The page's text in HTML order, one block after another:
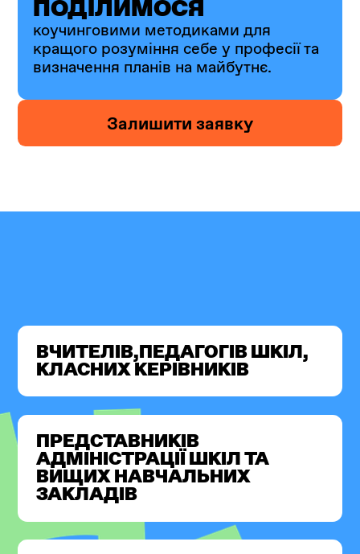
ПОДІЛИМОСЯ
коучинговими методиками для
кращого розуміння себе у професії та
визначення планів на майбутнє.
Залишити заявку
ВЧИТЕЛІВ,ПЕДАГОГІВ ШКІЛ,
КЛАСНИХ КЕРІВНИКІВ
ПРЕДСТАВНИКІВ
АДМІНІСТРАЦІЇ ШКІЛ ТА
ВИЩИХ НАВЧАЛЬНИХ
ЗАКЛАДІВ